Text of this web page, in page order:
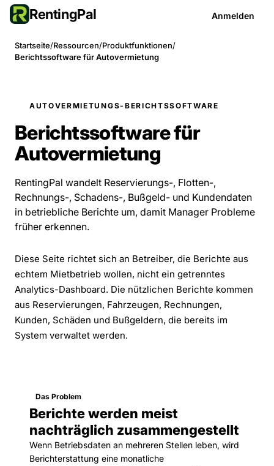
RentingPal Anmelden
Startseite/Ressourcen/Produktfunktionen/
Berichtssoftware für Autovermietung
AUTOVERMIETUNGS-BERICHTSSOFTWARE
Berichtssoftware für
Autovermietung
RentingPal wandelt Reservierungs-, Flotten-,
Rechnungs-, Schadens-, Bußgeld- und Kundendaten
in betriebliche Berichte um, damit Manager Probleme
früher erkennen.
Diese Seite richtet sich an Betreiber, die Berichte aus
echtem Mietbetrieb wollen, nicht ein getrenntes
Analytics-Dashboard. Die nützlichen Berichte kommen
aus Reservierungen, Fahrzeugen, Rechnungen,
Kunden, Schäden und Bußgeldern, die bereits im
System verwaltet werden.
Das Problem
Berichte werden meist
nachträglich zusammengestellt
Wenn Betriebsdaten an mehreren Stellen leben, wird
Berichterstattung eine monatliche